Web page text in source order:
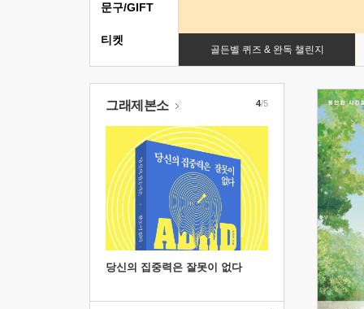
골든벨 퀴즈 & 완독 챌린지
문구/GIFT
티켓
그래제본소
당신의 집중력은 잘못이 없다
4/5